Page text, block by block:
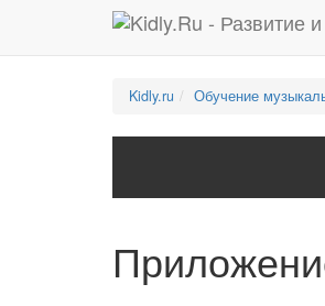
Kidly.ru Обучение